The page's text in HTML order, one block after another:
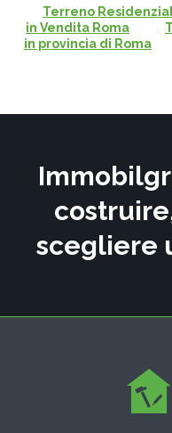
Terreno
in Vendita Roma
in provincia di Roma
scegliere